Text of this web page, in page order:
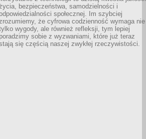
bezpieczeństwa, samodzielności i
społecznej. Im szybciej
że cyfrowa codzienność wymaga nie
wygody, ale również refleksji, tym lepiej
poradzimy sobie z wyzwaniami, które już teraz
się częścią naszej zwykłej rzeczywistości.